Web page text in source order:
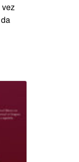
vez